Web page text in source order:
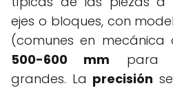
ejes o bloques, con
(comunes en mecánica
500-600 mm para
grandes. La precisión